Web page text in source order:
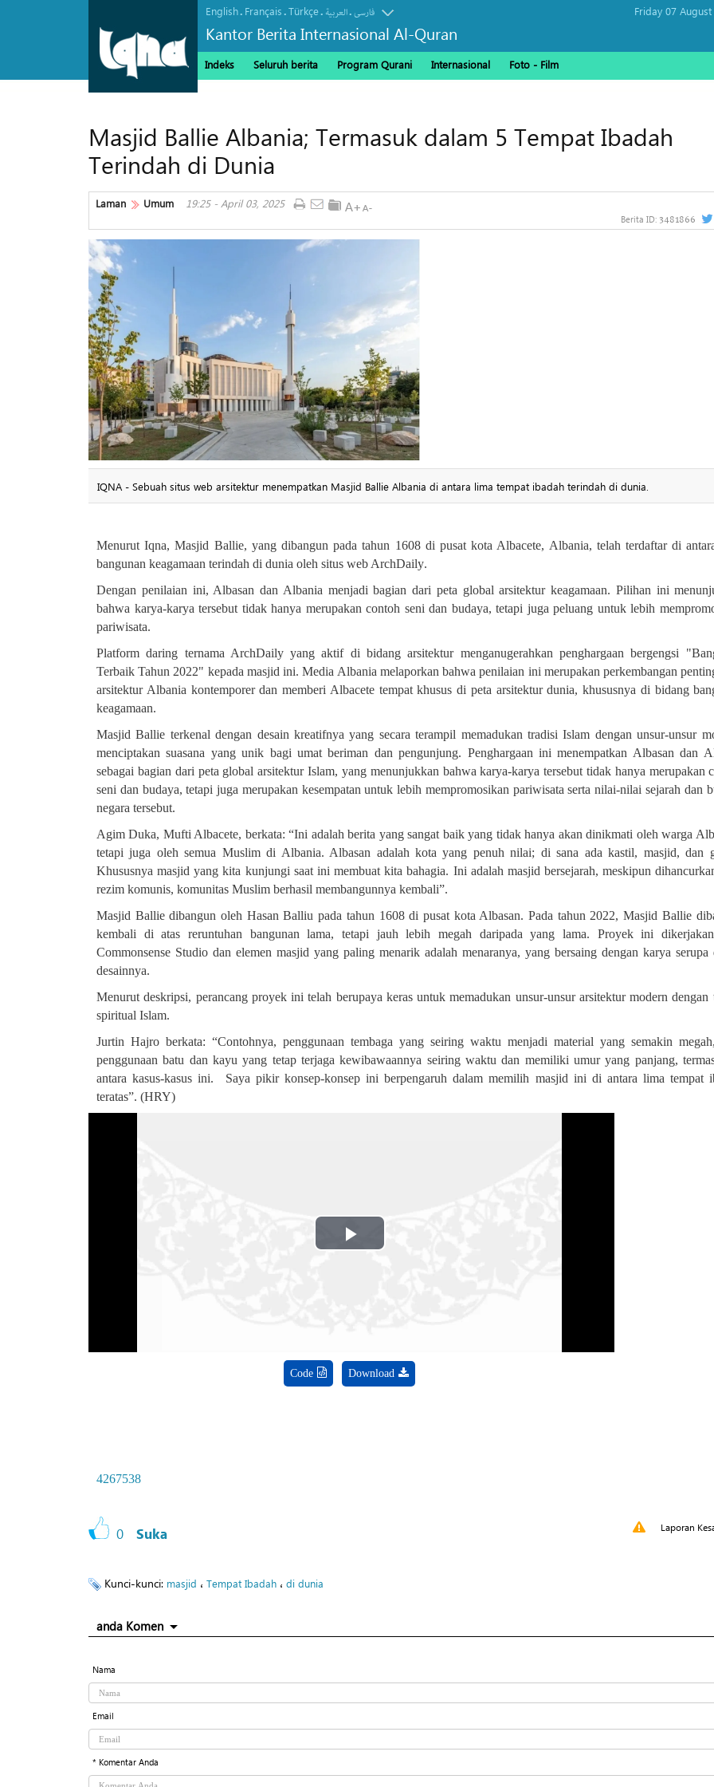
English. Français.Türkçe. العربیة.فارسی
Kantor Berita Internasional Al-Quran
Friday 07 August
Indeks Seluruh berita Program Qurani Internasional Foto - Film
Masjid Ballie Albania; Termasuk dalam 5 Tempat Ibadah
Terindah di Dunia
Laman Umum 19:25 - April 03, 2025
Berita ID: 3481866
IQNA - Sebuah situs web arsitektur menempatkan Masjid Ballie Albania di antara lima tempat ibadah terindah di dunia.
Menurut Iqna, Masjid Ballie, yang dibangun pada tahun 1608 di pusat kota Albacete, Albania, telah terdaftar di
bangunan keagamaan terindah di dunia oleh situs web ArchDaily.
Dengan penilaian ini, Albasan dan Albania menjadi bagian dari peta global arsitektur keagamaan. Pilihan ini
bahwa karya-karya tersebut tidak hanya merupakan contoh seni dan budaya, tetapi juga peluang untuk lebih
pariwisata.
Platform daring ternama ArchDaily yang aktif di bidang arsitektur menganugerahkan penghargaan bergengsi
Terbaik Tahun 2022" kepada masjid ini. Media Albania melaporkan bahwa penilaian ini merupakan perkembangan
arsitektur Albania kontemporer dan memberi Albacete tempat khusus di peta arsitektur dunia, khususnya di bidang
keagamaan.
Masjid Ballie terkenal dengan desain kreatifnya yang secara terampil memadukan tradisi Islam dengan unsur-unsur
menciptakan suasana yang unik bagi umat beriman dan pengunjung. Penghargaan ini menempatkan Albasan dan
sebagai bagian dari peta global arsitektur Islam, yang menunjukkan bahwa karya-karya tersebut tidak hanya merupakan
seni dan budaya, tetapi juga merupakan kesempatan untuk lebih mempromosikan pariwisata serta nilai-nilai sejarah dan
negara tersebut.
Agim Duka, Mufti Albacete, berkata: “Ini adalah berita yang sangat baik yang tidak hanya akan dinikmati oleh warga
tetapi juga oleh semua Muslim di Albania. Albasan adalah kota yang penuh nilai; di sana ada kastil, masjid, dan
Khususnya masjid yang kita kunjungi saat ini membuat kita bahagia. Ini adalah masjid bersejarah, meskipun
rezim komunis, komunitas Muslim berhasil membangunnya kembali”.
Masjid Ballie dibangun oleh Hasan Balliu pada tahun 1608 di pusat kota Albasan. Pada tahun 2022, Masjid Ballie
kembali di atas reruntuhan bangunan lama, tetapi jauh lebih megah daripada yang lama. Proyek ini
Commonsense Studio dan elemen masjid yang paling menarik adalah menaranya, yang bersaing dengan karya serupa
desainnya.
Menurut deskripsi, perancang proyek ini telah berupaya keras untuk memadukan unsur-unsur arsitektur modern dengan
spiritual Islam.
Jurtin Hajro berkata: “Contohnya, penggunaan tembaga yang seiring waktu menjadi material yang semakin
penggunaan batu dan kayu yang tetap terjaga kewibawaannya seiring waktu dan memiliki umur yang panjang,
antara kasus-kasus ini. Saya pikir konsep-konsep ini berpengaruh dalam memilih masjid ini di antara lima tempat
teratas”. (HRY)
Play
Code Download
4267538
0 Suka Laporan
Kunci-kunci: masjid ، Tempat Ibadah ، di dunia
anda Komen
Nama
Email
* Komentar Anda